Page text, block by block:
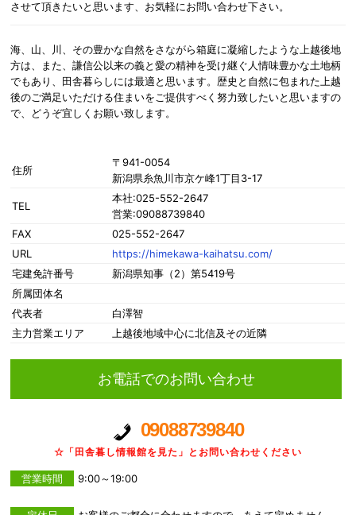
させて頂きたいと思います、お気軽にお問い合わせ下さい。
海、山、川、その豊かな自然をさながら箱庭に凝縮したような上越後地
方は、また、謙信公以来の義と愛の精神を受け継ぐ人情味豊かな土地柄
でもあり、田舎暮らしには最適と思います。歴史と自然に包まれた上越
後のご満足いただける住まいをご提供すべく努力致したいと思いますの
で、どうぞ宜しくお願い致します。
住所
〒941-0054
新潟県糸魚川市京ケ峰1丁目3-17
TEL
本社:025-552-2647
営業:09088739840
FAX
025-552-2647
URL
https://himekawa-kaihatsu.com/
宅建免許番号
新潟県知事（2）第5419号
所属団体名
代表者
白澤智
主力営業エリア
上越後地域中心に北信及その近隣
お電話でのお問い合わせ
09088739840
☆「田舎暮し情報館を見た」とお問い合わせください
営業時間 9:00～19:00